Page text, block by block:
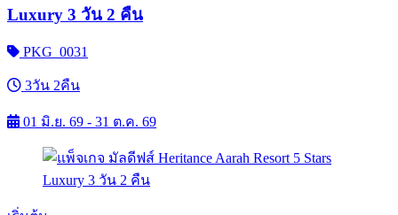
Luxury 3 วัน 2 คืน
PKG_0031
3วัน 2คืน
01 มิ.ย. 69 - 31 ต.ค. 69